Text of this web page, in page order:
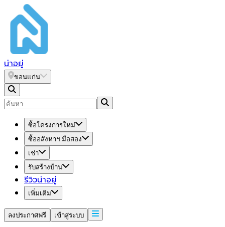
น่าอยู่
ขอนแก่น
ซื้อโครงการใหม่
ซื้ออสังหาฯ มือสอง
เช่า
รับสร้างบ้าน
รีวิวน่าอยู่
เพิ่มเติม
ลงประกาศฟรี เข้าสู่ระบบ